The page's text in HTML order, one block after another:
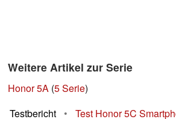
Weitere Artikel zur Serie
Honor 5A (5 Serie)
Testbericht
• Test Honor 5C